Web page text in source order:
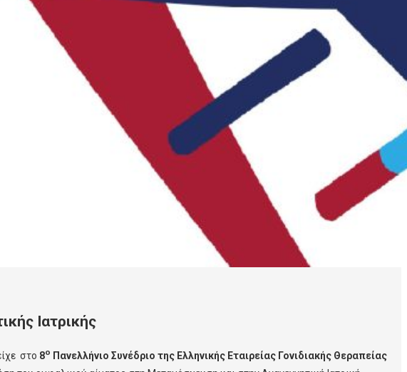
Ιατρικής
στο 8ο Πανελλήνιο Συνέδριο της Ελληνικής Εταιρείας Γονιδιακής Θεραπείας